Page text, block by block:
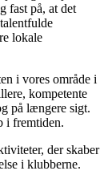
fast på, at det
lokale
i vores område i
kompetente
på længere sigt.
i fremtiden.
der skaber
i klubberne.